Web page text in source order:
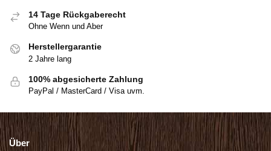
14 Tage Rückgaberecht
Ohne Wenn und Aber
Herstellergarantie
2 Jahre lang
100% abgesicherte Zahlung
PayPal / MasterCard / Visa uvm.
Über